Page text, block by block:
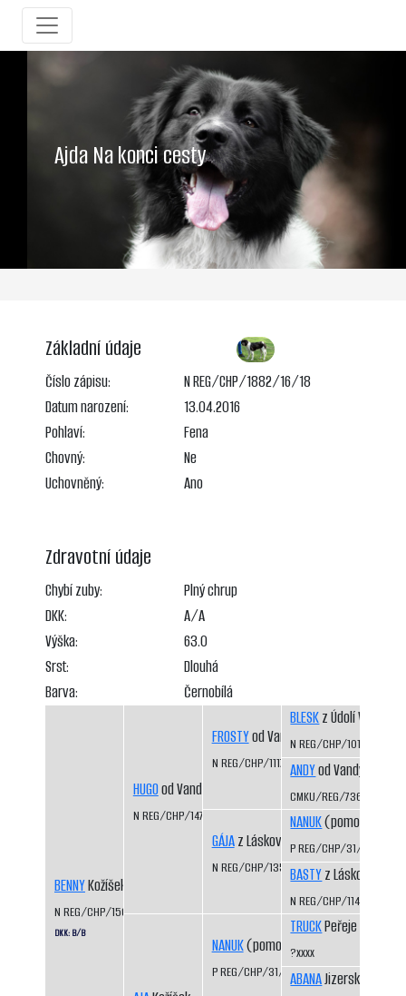
Ajda Na konci cesty
Základní údaje
Číslo zápisu:
N REG/CHP/1882/16/18
Datum narození:
13.04.2016
Pohlaví:
Fena
Chovný:
Ne
Uchovněný:
Ano
Zdravotní údaje
Chybí zuby:
Plný chrup
DKK:
A/A
Výška:
63.0
Srst:
Dlouhá
Barva:
Černobílá
BENNYKožíšek
N REG/CHP/1560/11/12
DKK: B/B
HUGOod Vandy z Hájů
N REG/CHP/1470/08/10
FROSTYod Vandy z Hájů CS
N REG/CHP/1117/99/02
GÁJAz Láskova
N REG/CHP/1356/04/06
NANUK(pomocný registr)
P REG/CHP/31/99/01
BLESKz Údolí
N REG/CHP/1010/97/99
ANDYod Vandy z Hájů
CMKU/REG/736/93/95
NANUK(pomocný
P REG/CHP/31/99/01
BASTYz Láskova
N REG/CHP/1141/99/01
TRUCKPeřeje CS
?xxxx
ABANA